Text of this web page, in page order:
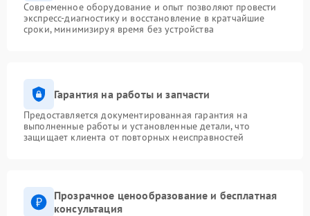
Современное оборудование и опыт позволяют провести
экспресс-диагностику и восстановление в кратчайшие
сроки, минимизируя время без устройства
Гарантия на работы и запчасти
Предоставляется документированная гарантия на
выполненные работы и установленные детали, что
защищает клиента от повторных неисправностей
Прозрачное ценообразование и бесплатная
консультация